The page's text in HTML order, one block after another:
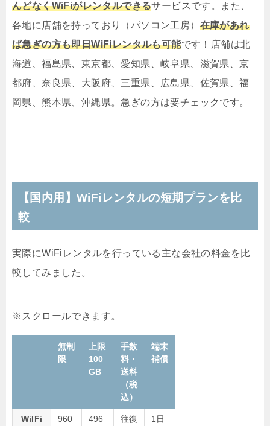
んどなくWiFiがレンタルできるサービスです。また、
各地に店舗を持っており（パソコン工房） 在庫があれ
ば急ぎの方も即日WiFiレンタルも可能です！店舗は北
海道、福島県、東京都、愛知県、岐阜県、滋賀県、京
都府、奈良県、大阪府、三重県、広島県、佐賀県、福
岡県、熊本県、沖縄県。急ぎの方は要チェックです。
【国内用】WiFiレンタルの短期プランを比
較
実際にWiFiレンタルを行っている主な会社の料金を比
較してみました。
無制
限
上限
100
GB
手数
料・
送料
（税
込）
端末
補償
WiIFi
960
496
往復
1日